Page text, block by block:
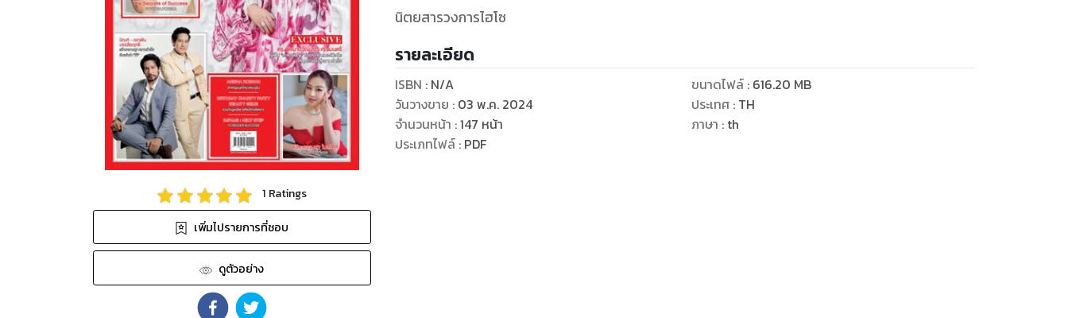
1 Ratings
เพิ่มไปรายการที่ชอบ
ดูตัวอย่าง
นิตยสารวงการไฮโซ
รายละเอียด
ISBN : N/A
วันวางขาย : 03 พ.ค. 2024
จำนวนหน้า :147 หน้า
ประเภทไฟล์: PDF
ขนาดไฟล์: 616.20 MB
ประเทศ : TH
ภาษา : th